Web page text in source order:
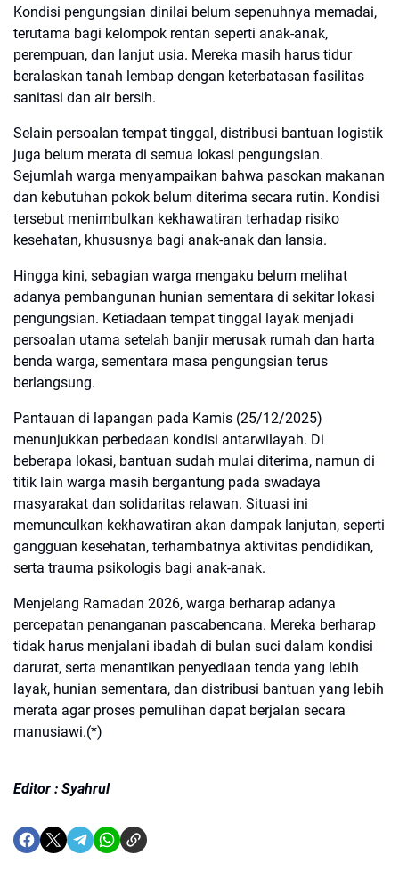
Kondisi pengungsian dinilai belum sepenuhnya memadai,
terutama bagi kelompok rentan seperti anak-anak,
perempuan, dan lanjut usia. Mereka masih harus tidur
beralaskan tanah lembap dengan keterbatasan fasilitas
sanitasi dan air bersih.
Selain persoalan tempat tinggal, distribusi bantuan logistik
juga belum merata di semua lokasi pengungsian.
Sejumlah warga menyampaikan bahwa pasokan makanan
dan kebutuhan pokok belum diterima secara rutin. Kondisi
tersebut menimbulkan kekhawatiran terhadap risiko
kesehatan, khususnya bagi anak-anak dan lansia.
Hingga kini, sebagian warga mengaku belum melihat
adanya pembangunan hunian sementara di sekitar lokasi
pengungsian. Ketiadaan tempat tinggal layak menjadi
persoalan utama setelah banjir merusak rumah dan harta
benda warga, sementara masa pengungsian terus
berlangsung.
Pantauan di lapangan pada Kamis (25/12/2025)
menunjukkan perbedaan kondisi antarwilayah. Di
beberapa lokasi, bantuan sudah mulai diterima, namun di
titik lain warga masih bergantung pada swadaya
masyarakat dan solidaritas relawan. Situasi ini
memunculkan kekhawatiran akan dampak lanjutan, seperti
gangguan kesehatan, terhambatnya aktivitas pendidikan,
serta trauma psikologis bagi anak-anak.
Menjelang Ramadan 2026, warga berharap adanya
percepatan penanganan pascabencana. Mereka berharap
tidak harus menjalani ibadah di bulan suci dalam kondisi
darurat, serta menantikan penyediaan tenda yang lebih
layak, hunian sementara, dan distribusi bantuan yang lebih
merata agar proses pemulihan dapat berjalan secara
manusiawi.(*)
Editor : Syahrul